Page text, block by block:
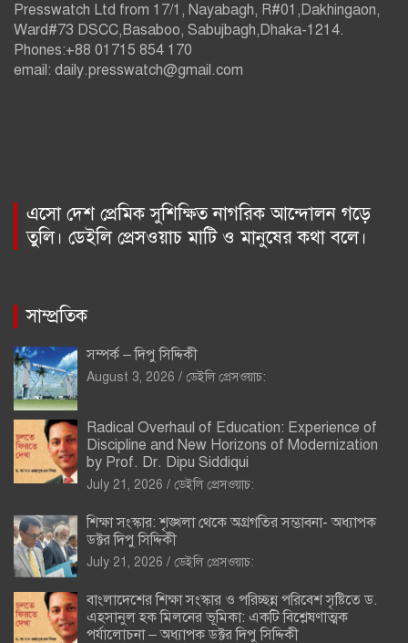
Presswatch Ltd from 17/1, Nayabagh, R#01,Dakhingaon,
Ward#73 DSCC,Basaboo, Sabujbagh,Dhaka-1214.
Phones:+88 01715 854 170
email: daily.presswatch@gmail.com
এসো দেশ প্রেমিক সুশিক্ষিত নাগরিক আন্দোলন গড়ে
তুলি। ডেইলি প্রেসওয়াচ মাটি ও মানুষের কথা বলে।
সাম্প্রতিক
সম্পর্ক – দিপু সিদ্দিকী
August 3, 2026 ডেইলি প্রেসওয়াচ:
Radical Overhaul of Education: Experience of
Discipline and New Horizons of Modernization
by Prof. Dr. Dipu Siddiqui
July 21, 2026 ডেইলি প্রেসওয়াচ:
শিক্ষা সংস্কার: শৃঙ্খলা থেকে অগ্রগতির সম্ভাবনা- অধ্যাপক
ডক্টর দিপু সিদ্দিকী
July 21, 2026 ডেইলি প্রেসওয়াচ:
বাংলাদেশের শিক্ষা সংস্কার ও পরিচ্ছন্ন পরিবেশ সৃষ্টিতে ড.
এহসানুল হক মিলনের ভূমিকা: একটি বিশ্লেষণাত্মক
পর্যালোচনা – অধ্যাপক ডক্টর দিপু সিদ্দিকী